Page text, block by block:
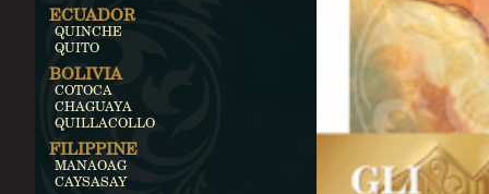
ECUADOR
QUINCHE
QUITO
BOLIVIA
COTOCA
CHAGUAYA
QUILLACOLLO
FILIPPINE
MANAOAG
CAYSASAY